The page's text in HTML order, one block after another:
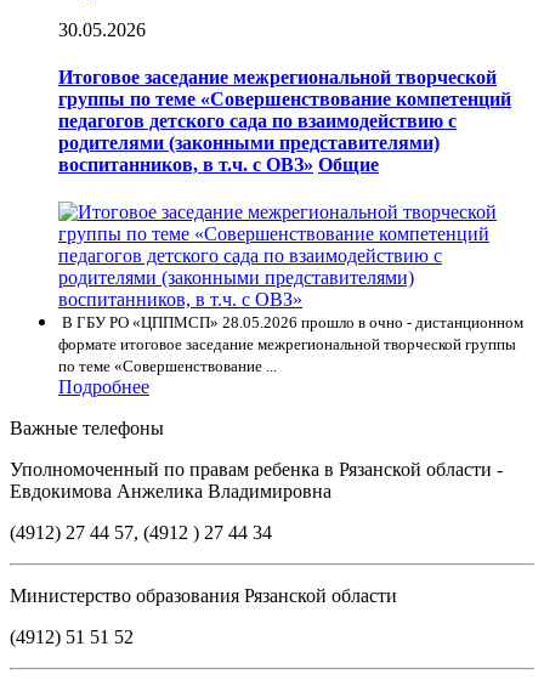
30.05.2026
Итоговое заседание межрегиональной творческой
группы по теме «Совершенствование компетенций
педагогов детского сада по взаимодействию с
родителями (законными представителями)
воспитанников, в т.ч. с ОВЗ» Общие
В ГБУ РО «ЦППМСП» 28.05.2026 прошло в очно - дистанционном
формате итоговое заседание межрегиональной творческой группы
по теме «Совершенствование ...
Подробнее
Важные телефоны
Уполномоченный по правам ребенка в Рязанской области -
Евдокимова Анжелика Владимировна
(4912) 27 44 57, (4912 ) 27 44 34
Министерство образования Рязанской области
(4912) 51 51 52